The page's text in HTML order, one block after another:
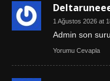
1 Ağustos 2026 at
Admin son
Yorumu Cevapla